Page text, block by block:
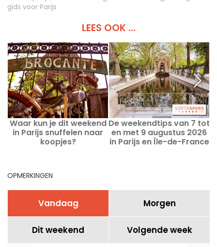
gids voor Parijs
LEES OOK ...
Waar kun je dit weekend
in Parijs snuffelen naar
koopjes?
zondag 9 augustus 2026
De weekendtips van 7 tot
en met 9 augustus 2026
in Parijs en Île-de-France
OPMERKINGEN
Vandaag Morgen
Dit weekend Volgende week